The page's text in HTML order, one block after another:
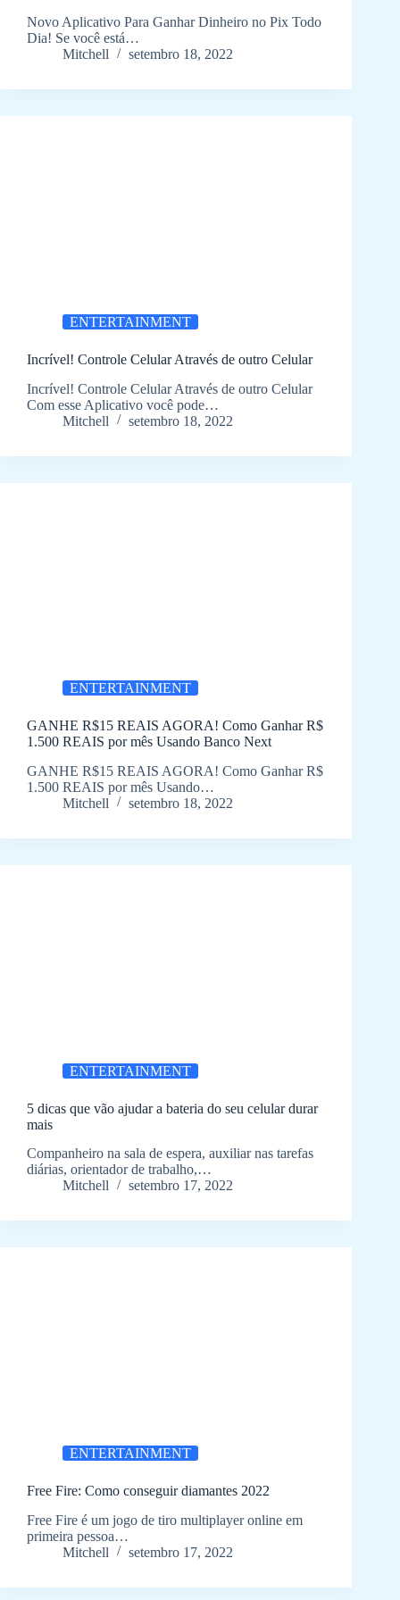
Novo Aplicativo Para Ganhar Dinheiro no Pix Todo
Dia! Se você está…
Mitchell
setembro 18, 2022
ENTERTAINMENT
Incrível! Controle Celular Através de outro Celular
Incrível! Controle Celular Através de outro Celular
Com esse Aplicativo você pode…
Mitchell
setembro 18, 2022
ENTERTAINMENT
GANHE R$15 REAIS AGORA! Como Ganhar R$
1.500 REAIS por mês Usando Banco Next
GANHE R$15 REAIS AGORA! Como Ganhar R$
1.500 REAIS por mês Usando…
Mitchell
setembro 18, 2022
ENTERTAINMENT
5 dicas que vão ajudar a bateria do seu celular durar
mais
Companheiro na sala de espera, auxiliar nas tarefas
diárias, orientador de trabalho,…
Mitchell
setembro 17, 2022
ENTERTAINMENT
Free Fire: Como conseguir diamantes 2022
Free Fire é um jogo de tiro multiplayer online em
primeira pessoa…
Mitchell
setembro 17, 2022